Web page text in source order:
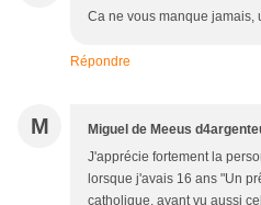
Ca ne vous manque jamais,
Répondre
M Miguel de Meeus
J'apprécie fortement la
lorsque j'avais 16 ans "Un
catholique, ayant vu aussi